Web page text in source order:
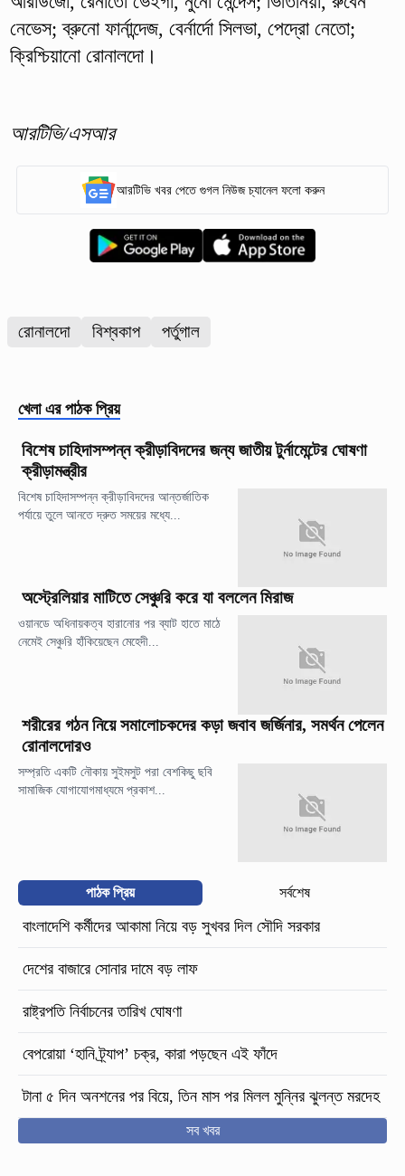
নেভেস; ব্রুনো ফার্নান্দেজ, বের্নার্দো সিলভা, পেদ্রো নেতো;
ক্রিশ্চিয়ানো রোনালদো।
আরটিভি/এসআর
আরটিভি খবর পেতে গুগল নিউজ চ্যানেল ফলো করুন
রোনালদো বিশ্বকাপ পর্তুগাল
খেলা এর পাঠক প্রিয়
বিশেষ চাহিদাসম্পন্ন ক্রীড়াবিদদের জন্য জাতীয় টুর্নামেন্টের ঘোষণা
ক্রীড়ামন্ত্রীর
বিশেষ চাহিদাসম্পন্ন ক্রীড়াবিদদের আন্তর্জাতিক
পর্যায়ে তুলে আনতে দ্রুত সময়ের মধ্যে...
অস্ট্রেলিয়ার মাটিতে সেঞ্চুরি করে যা বললেন মিরাজ
ওয়ানডে অধিনায়কত্ব হারানোর পর ব্যাট হাতে মাঠে
নেমেই সেঞ্চুরি হাঁকিয়েছেন মেহেদী...
শরীরের গঠন নিয়ে সমালোচকদের কড়া জবাব জর্জিনার, সমর্থন পেলেন
রোনালদোরও
সম্প্রতি একটি নৌকায় সুইমসুট পরা বেশকিছু ছবি
সামাজিক যোগাযোগমাধ্যমে প্রকাশ...
পাঠক প্রিয় সর্বশেষ
বাংলাদেশি কর্মীদের আকামা নিয়ে বড় সুখবর দিল সৌদি সরকার
দেশের বাজারে সোনার দামে বড় লাফ
রাষ্ট্রপতি নির্বাচনের তারিখ ঘোষণা
বেপরোয়া ‘হানি ট্র্যাপ’ চক্র, কারা পড়ছেন এই ফাঁদে
টানা ৫ দিন অনশনের পর বিয়ে, তিন মাস পর মিলল মুন্নির ঝুলন্ত মরদেহ
সব খবর